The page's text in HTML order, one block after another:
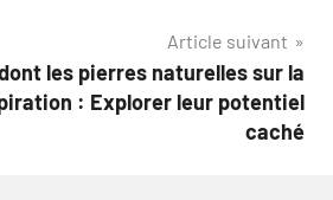
Article suivant
les pierres naturelles sur la
: Explorer leur potentiel
caché